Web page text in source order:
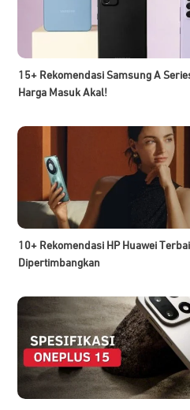
15+ Rekomendasi Samsung A
Harga Masuk Akal!
10+ Rekomendasi HP Huawei
Dipertimbangkan